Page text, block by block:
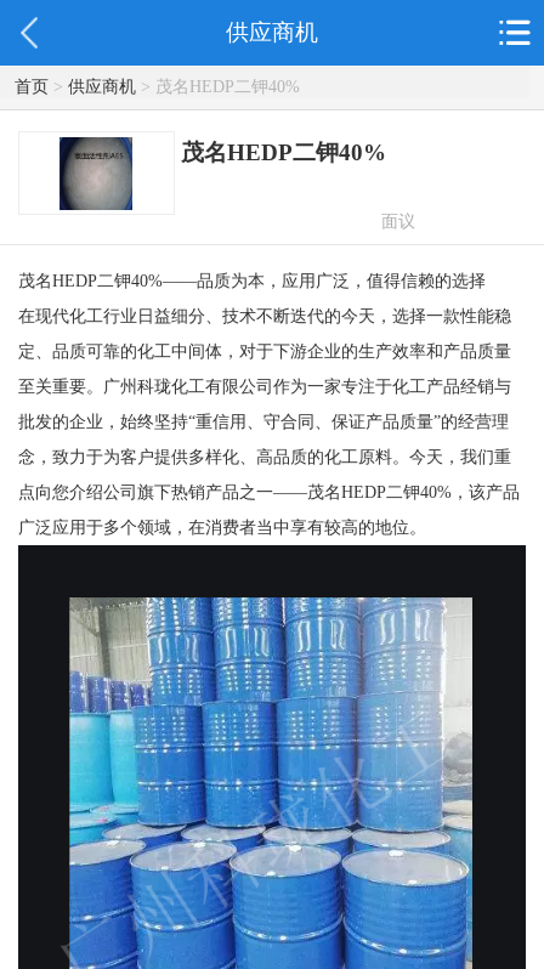
供应商机
首页> 供应商机> 茂名HEDP二钾40%
茂名HEDP二钾40%
面议
茂名HEDP二钾40%——品质为本，应用广泛，值得信赖的选择
在现代化工行业日益细分、技术不断迭代的今天，选择一款性能稳
定、品质可靠的化工中间体，对于下游企业的生产效率和产品质量
至关重要。广州科珑化工有限公司作为一家专注于化工产品经销与
批发的企业，始终坚持“重信用、守合同、保证产品质量”的经营理
念，致力于为客户提供多样化、高品质的化工原料。今天，我们重
点向您介绍公司旗下热销产品之一——茂名HEDP二钾40%，该产品
广泛应用于多个领域，在消费者当中享有较高的地位。